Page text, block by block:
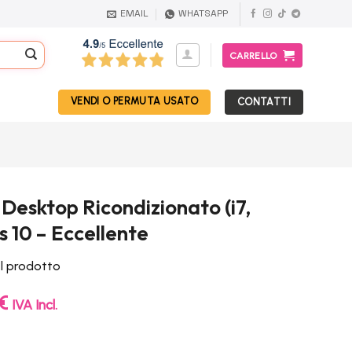
EMAIL WHATSAPP
CARRELLO
VENDI O PERMUTA USATO CONTATTI
Ricondizionato (i7,
10 – Eccellente
prodotto
Il
prezzo
IVA Incl.